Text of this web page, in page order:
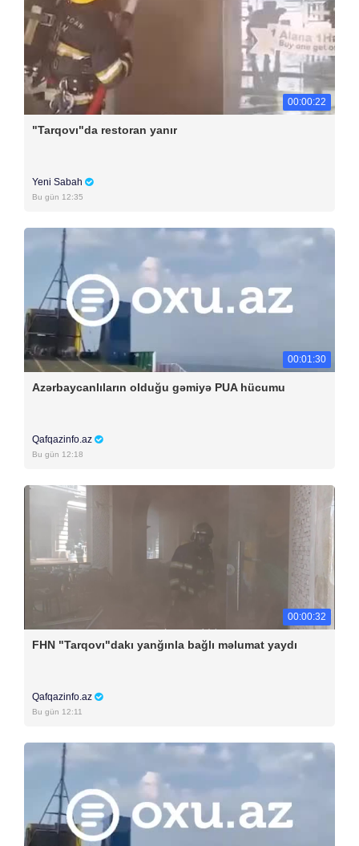
00:00:22
"Tarqovı"da restoran yanır
Yeni Sabah
Bu gün 12:35
00:01:30
Azərbaycanlıların olduğu gəmiyə PUA hücumu
Qafqazinfo.az
Bu gün 12:18
00:00:32
FHN "Tarqovı"dakı yanğınla bağlı məlumat yaydı
Qafqazinfo.az
Bu gün 12:11